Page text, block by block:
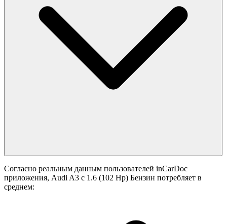
Согласно реальным данным пользователей inCarDoc
приложения, Audi A3 с 1.6 (102 Hp) Бензин потребляет в
среднем: